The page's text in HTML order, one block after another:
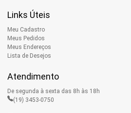
Links Úteis
Meu Cadastro
Meus Pedidos
Meus Endereços
Lista de Desejos
Atendimento
De segunda à sexta das 8h às 18h
(19) 3453-0750